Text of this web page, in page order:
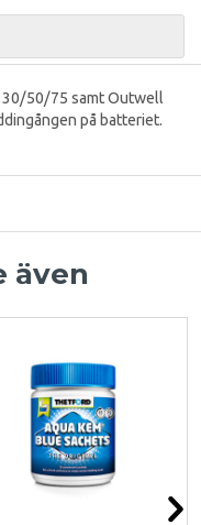
30/50/75 samt Outwell
på batteriet.
även